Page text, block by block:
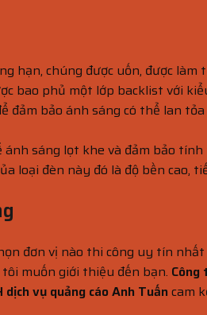
hạn, chúng được uốn, được
bao phủ một lớp backlist với
bảo ánh sáng có thể lan
ánh sáng lọt khe và đảm bảo
loại đèn này đó là độ bền cao,
đơn vị nào thi công uy tín
muốn giới thiệu đến bạn. Công
dịch vụ quảng cáo Anh Tuấncam